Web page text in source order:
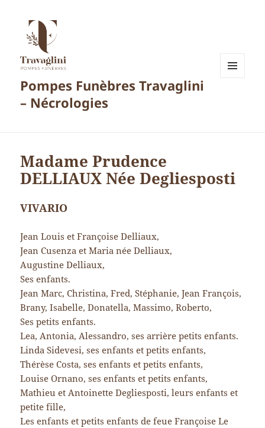
Pompes Funèbres Travaglini
– Nécrologies
Madame Prudence
DELLIAUX Née Degliesposti
VIVARIO
Jean Louis et Françoise Delliaux,
Jean Cusenza et Maria née Delliaux,
Augustine Delliaux,
Ses enfants.
Jean Marc, Christina, Fred, Stéphanie, Jean François,
Brany, Isabelle, Donatella, Massimo, Roberto,
Ses petits enfants.
Lea, Antonia, Alessandro, ses arrière petits enfants.
Linda Sidevesi, ses enfants et petits enfants,
Thérèse Costa, ses enfants et petits enfants,
Louise Ornano, ses enfants et petits enfants,
Mathieu et Antoinette Degliesposti, leurs enfants et
petite fille,
Les enfants et petits enfants de feue Françoise Le